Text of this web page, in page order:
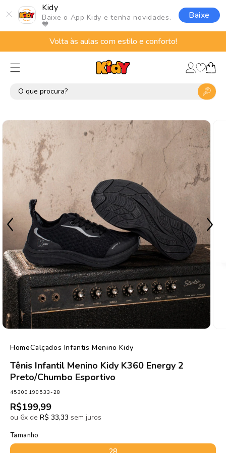
Kidy
Baixe o App Kidy e tenha novidades.
🧡
Baixe
para o
conteúdo
Volta às aulas com estilo e conforto!
Fazer
login
Lista
deCarrinho
informações
do produto
1 /de
5
HomeCalçados Infantis Menino Kidy
Tênis Infantil Menino Kidy K360 Energy 2
Preto/Chumbo Esportivo
SKU:
45300190533-28
Preço
normal
R$199,99
ou 6x de R$ 33,33 sem juros
Tamanho